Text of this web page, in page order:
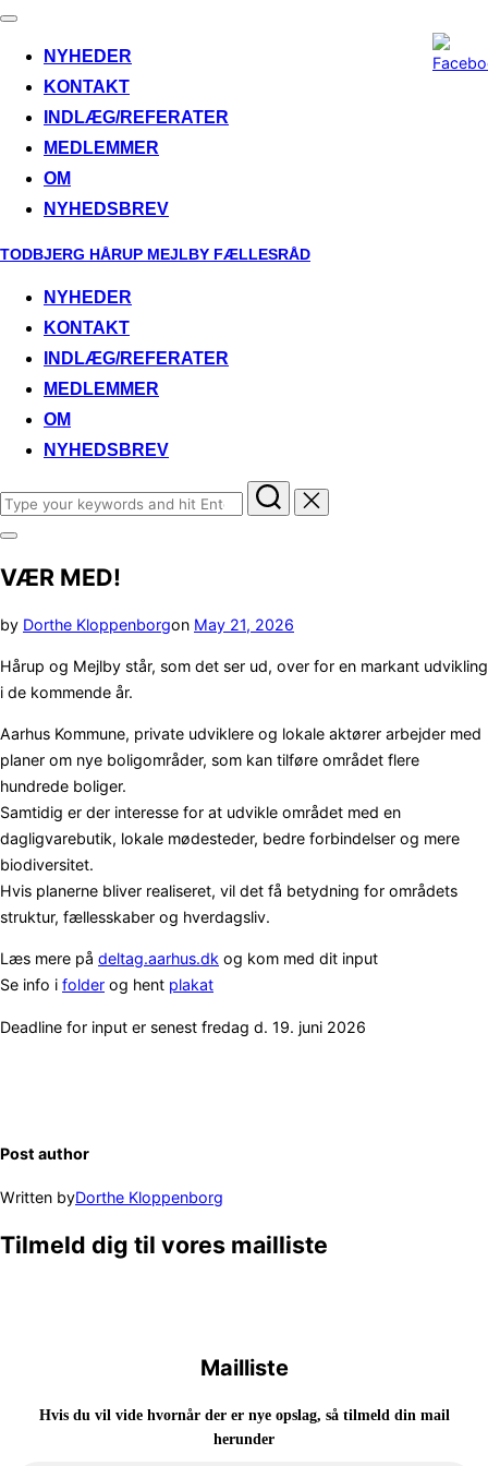
Toggle
NYHEDER
KONTAKT
INDLÆG/REFERATER
MEDLEMMER
OM
NYHEDSBREV
Skip
content
TODBJERG HÅRUP MEJLBY FÆLLESRÅD
NYHEDER
KONTAKT
INDLÆG/REFERATER
MEDLEMMER
OM
NYHEDSBREV
Search
for:
Toggle
&
VÆR MED!
by Dorthe Kloppenborgon Posted
May 21, 2026
Hårup og Mejlby står, som det ser ud, over for en markant udvikling
i de kommende år.
Aarhus Kommune, private udviklere og lokale aktører arbejder med
planer om nye boligområder, som kan tilføre området flere
hundrede boliger.
Samtidig er der interesse for at udvikle området med en
dagligvarebutik, lokale mødesteder, bedre forbindelser og mere
biodiversitet.
Hvis planerne bliver realiseret, vil det få betydning for områdets
struktur, fællesskaber og hverdagsliv.
Læs mere på deltag.aarhus.dk og kom med dit input
Se info i folder og hent plakat
Deadline for input er senest fredag ​​​​​d. 19. juni 2026
Post author
Written byDorthe Kloppenborg
Tilmeld dig til vores mailliste
Mailliste
Hvis du vil vide hvornår der er nye opslag, så tilmeld din mail
herunder